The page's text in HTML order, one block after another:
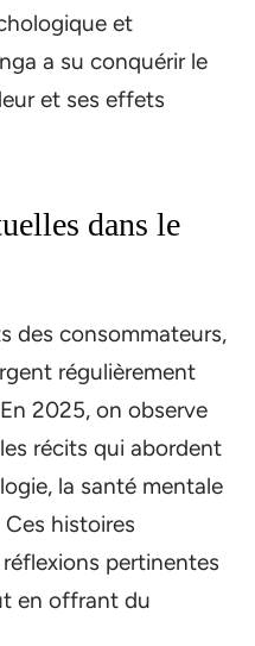
et
a su conquérir le
et ses effets
dans le
des consommateurs,
régulièrement
2025, on observe
récits qui abordent
la santé mentale
histoires
pertinentes
en offrant du